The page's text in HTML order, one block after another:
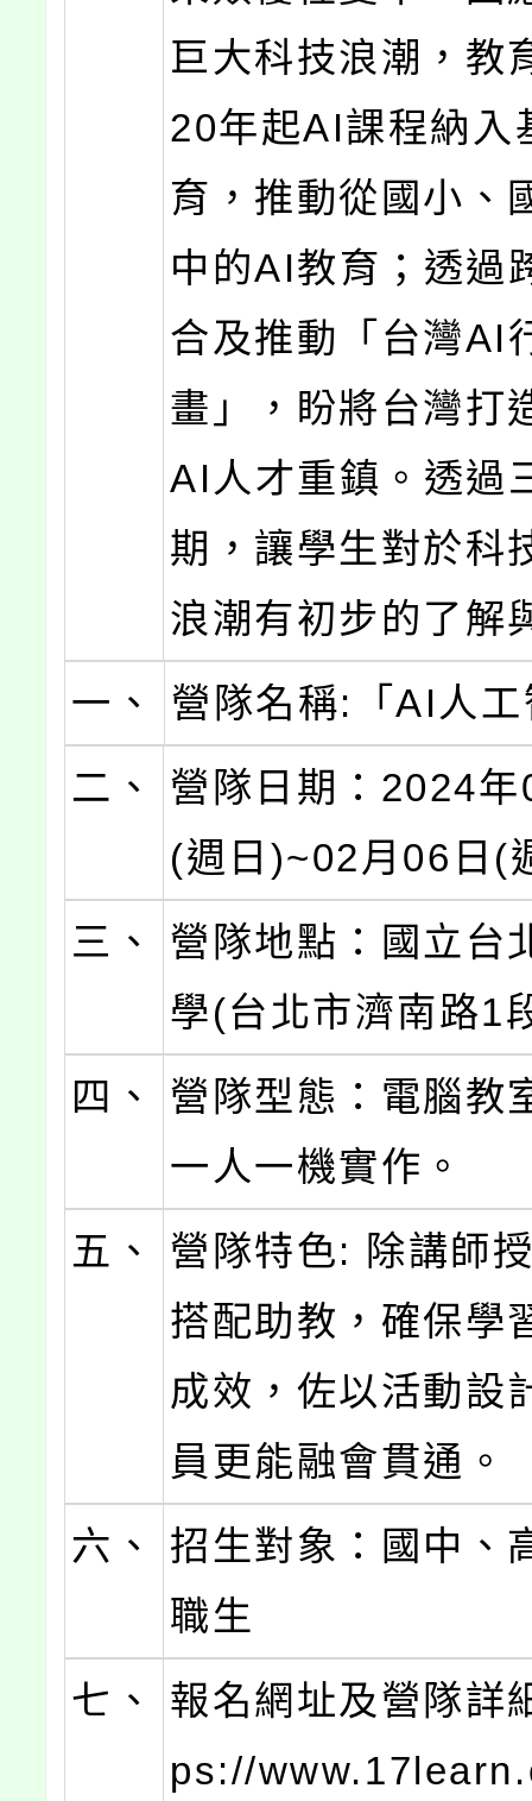
巨大科技浪潮，教
20年起AI課程納入
育，推動從國小、
中的AI教育；透過
合及推動「台灣AI
畫」，盼將台灣打
AI人才重鎮。透過
期，讓學生對於科
浪潮有初步的了解
一、
營隊名稱:「AI人
二、
營隊日期：2024
(週日)~02月06日(
三、
營隊地點：國立台
學(台北市濟南路1
四、
營隊型態：電腦教
一人一機實作。
五、
營隊特色: 除講師
搭配助教，確保學
成效，佐以活動設
員更能融會貫通。
六、
招生對象：國中、
職生
七、
報名網址及營隊詳
ps://